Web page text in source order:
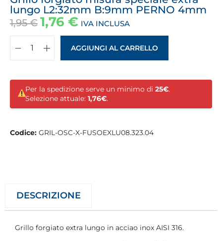
lungo L2:32mm B:9mm PERNO 4mm
1,95€ 1,76 € IVA INCLUSA
AGGIUNGI AL CARRELLO
Per la spedizione serve un minimo di25€.
Selezione attuale:1,76€.
Codice: GRIL-OSC-X-FUSOEXLU08.323.04
DESCRIZIONE
Grillo forgiato extra lungo in acciao inox AISI 316.